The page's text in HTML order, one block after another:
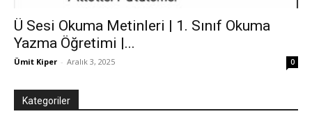
Ü Sesi Okuma Metinleri | 1. Sınıf Okuma
Yazma Öğretimi |...
Ümit Kiper - Aralık 3, 2025 0
Kategoriler